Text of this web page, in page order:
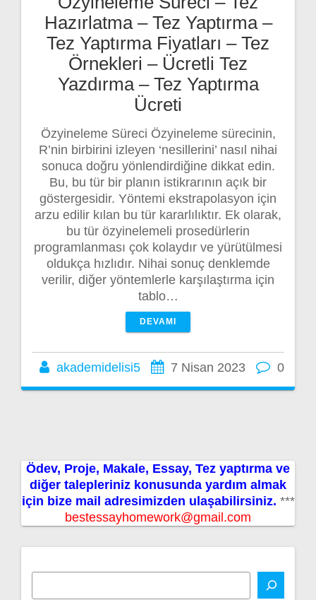
Hazırlatma – Tez Yaptırma –
Tez Yaptırma Fiyatları – Tez
Örnekleri – Ücretli Tez
Yazdırma – Tez Yaptırma
Ücreti
Özyineleme Süreci Özyineleme sürecinin,
R’nin birbirini izleyen ‘nesillerini’ nasıl nihai
sonuca doğru yönlendirdiğine dikkat edin.
Bu, bu tür bir planın istikrarının açık bir
göstergesidir. Yöntemi ekstrapolasyon için
arzu edilir kılan bu tür kararlılıktır. Ek olarak,
bu tür özyinelemeli prosedürlerin
programlanması çok kolaydır ve yürütülmesi
oldukça hızlıdır. Nihai sonuç denklemde
verilir, diğer yöntemlerle karşılaştırma için
tablo…
DEVAMI
akademidelisi5 7 Nisan 2023 0
Ödev, Proje, Makale, Essay, Tez yaptırma ve
diğer talepleriniz konusunda yardım almak
için bize mail adresimizden ulaşabilirsiniz. ***
bestessayhomework@gmail.com